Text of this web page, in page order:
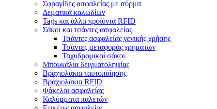
Σφραγίδες ασφαλείας με σύρμα
Δεματικά καλωδίων
Tags και άλλα προϊόντα RFID
Σάκοι και τσάντες ασφαλείας
Τσάντες ασφαλείας γενικής χρήσης
Τσάντες μεταφοράς χρημάτων
Ταχυδρομικοί σάκοι
Μπουκάλια δειγματοληψίας
Βραχιολάκια ταυτοποίησης
Βραχιολάκια RFID
Φάκελοι ασφαλείας
Καλύμματα παλετών